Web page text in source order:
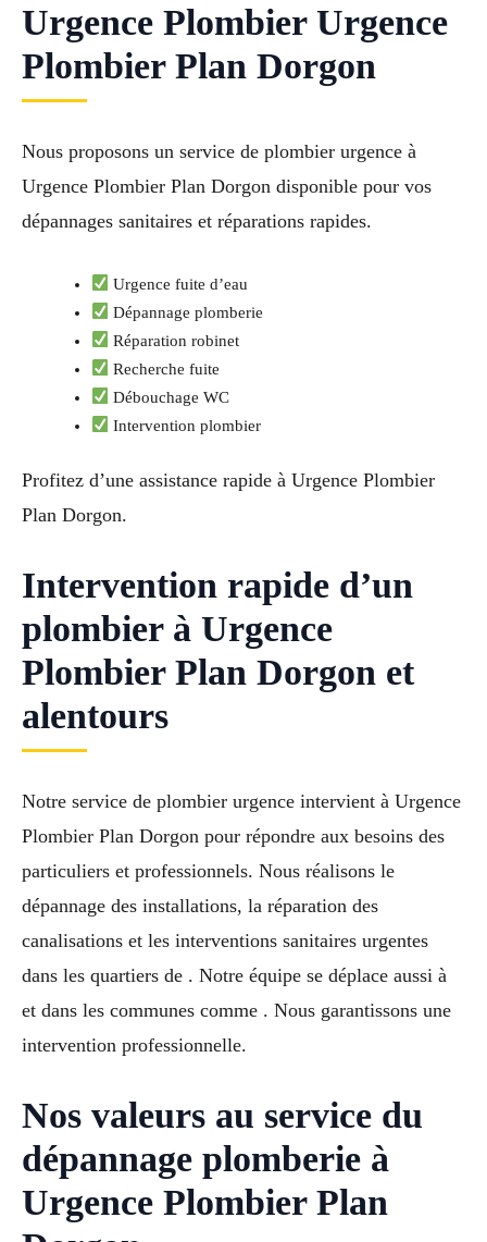
Urgence Plombier Urgence
Plombier Plan Dorgon
Nous proposons un service de plombier urgence à
Urgence Plombier Plan Dorgon disponible pour vos
dépannages sanitaires et réparations rapides.
Urgence fuite d’eau
Dépannage plomberie
Réparation robinet
Recherche fuite
Débouchage WC
Intervention plombier
Profitez d’une assistance rapide à Urgence Plombier
Plan Dorgon.
Intervention rapide d’un
plombier à Urgence
Plombier Plan Dorgon et
alentours
Notre service de plombier urgence intervient à Urgence
Plombier Plan Dorgon pour répondre aux besoins des
particuliers et professionnels. Nous réalisons le
dépannage des installations, la réparation des
canalisations et les interventions sanitaires urgentes
dans les quartiers de . Notre équipe se déplace aussi à
et dans les communes comme . Nous garantissons une
intervention professionnelle.
Nos valeurs au service du
dépannage plomberie à
Urgence Plombier Plan